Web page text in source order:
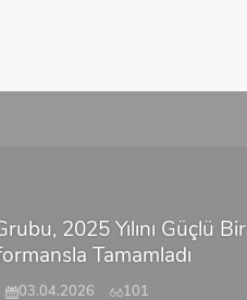
2025 Yılını Güçlü Bir
Tamamladı
03.04.2026 101